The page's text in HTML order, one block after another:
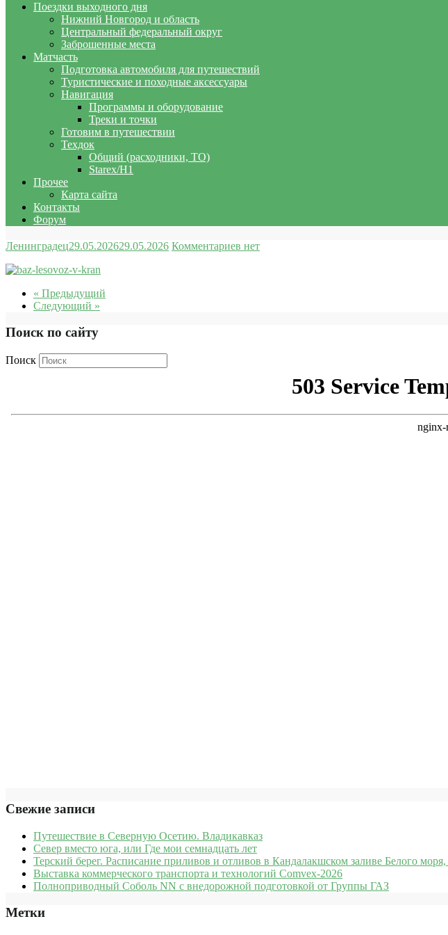
Поездки выходного дня
Нижний Новгород и область
Центральный федеральный округ
Заброшенные места
Матчасть
Подготовка автомобиля для путешествий
Туристические и походные аксессуары
Навигация
Программы и оборудование
Треки и точки
Готовим в путешествии
Техдок
Общий (расходники, ТО)
Starex/H1
Прочее
Карта сайта
Контакты
Форум
Ленинградец29.05.202629.05.2026 Комментариев нет
« Предыдущий
Следующий »
Поиск по сайту
Поиск
Свежие записи
Путешествие в Северную Осетию. Владикавказ
Север вместо юга, или Где мои семнадцать лет
Терский берег. Расписание приливов и отливов в Кандалакшском заливе Белого моря,
Выставка коммерческого транспорта и технологий Comvex-2026
Полноприводный Соболь NN с внедорожной подготовкой от Группы ГАЗ
Метки